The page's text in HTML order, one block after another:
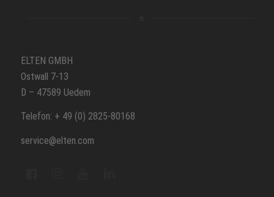
ELTEN GMBH
Ostwall 7-13
D – 47589 Uedem
Telefon: + 49 (0) 2825-80168
service@elten.com